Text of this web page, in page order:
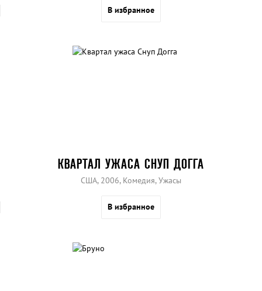
В избранное
КВАРТАЛ УЖАСА СНУП ДОГГА
США, 2006, Комедия, Ужасы
В избранное